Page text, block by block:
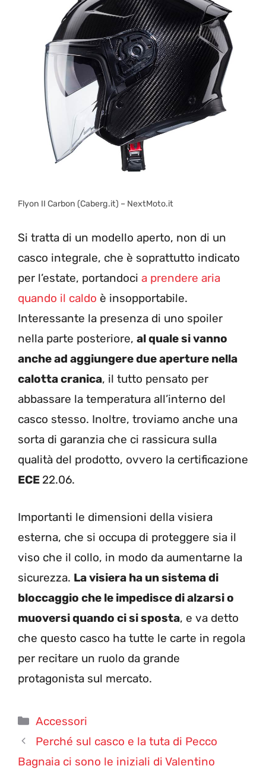
Flyon II Carbon (Caberg.it) – NextMoto.it
Si tratta di un modello aperto, non di un
casco integrale, che è soprattutto indicato
per l’estate, portandoci a prendere aria
quando il caldo è insopportabile.
Interessante la presenza di uno spoiler
nella parte posteriore, al quale si vanno
anche ad aggiungere due aperture nella
calotta cranica, il tutto pensato per
abbassare la temperatura all’interno del
casco stesso. Inoltre, troviamo anche una
sorta di garanzia che ci rassicura sulla
qualità del prodotto, ovvero la certificazione
ECE 22.06.
Importanti le dimensioni della visiera
esterna, che si occupa di proteggere sia il
viso che il collo, in modo da aumentarne la
sicurezza. La visiera ha un sistema di
bloccaggio che le impedisce di alzarsi o
muoversi quando ci si sposta, e va detto
che questo casco ha tutte le carte in regola
per recitare un ruolo da grande
protagonista sul mercato.
Categorie
Accessori
Perché sul casco e la tuta di Pecco
Bagnaia ci sono le iniziali di Valentino